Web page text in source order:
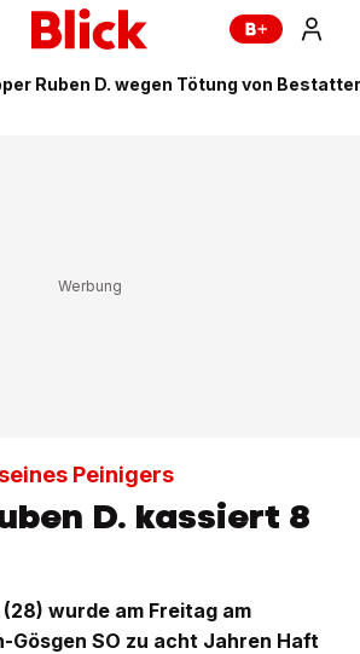
Ruben D. wegen Tötung von
Peinigers
D. kassiert 8
(28) wurde am Freitag am
Gösgen SO zu acht Jahren Haft